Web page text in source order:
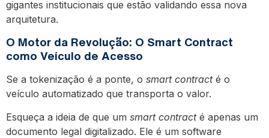
gigantes institucionais que estão validando essa nova
arquitetura.
O Motor da Revolução: O Smart Contract
como Veículo de Acesso
Se a tokenização é a ponte, o smart contracté o
veículo automatizado que transporta o valor.
Esqueça a ideia de que um smart contracté apenas um
documento legal digitalizado. Ele é um software